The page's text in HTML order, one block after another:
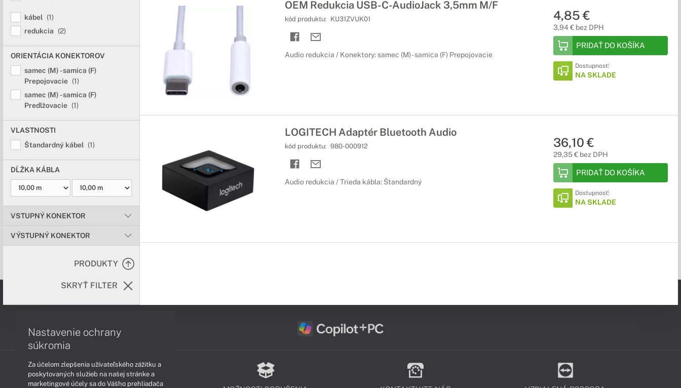
kábel
(1)
redukcia
(2)
ORIENTÁCIA KONEKTOROV
samec (M) - samica (F)
Prepojovacie (1)
samec (M) - samica (F)
Predlžovacie (1)
VLASTNOSTI
Štandardný kábel
(1)
DĹŽKA KÁBLA
VSTUPNÝ KONEKTOR
VÝSTUPNÝ KONEKTOR
PRODUKTY
SKRYŤ FILTER
OEM Redukcia USB-C-AudioJack 3,5mm M/F
kód produktu: KU31ZVUK01
Audio redukcia / Konektory: samec (M) - samica (F) Prepojovacie
4,85 €
3,94 € bez DPH
PRIDAŤ DO KOŠÍKA
Dostupnosť:
NA SKLADE
LOGITECH Adaptér Bluetooth Audio
kód produktu: 980-000912
Audio redukcia / Trieda kábla: Štandardný
36,10 €
29,35 € bez DPH
PRIDAŤ DO KOŠÍKA
Dostupnosť:
NA SKLADE
Nastavenie ochrany
súkromia
Za účelom zlepšenia užívateľského zážitku a
poskytovaných služieb na našej stránke a
marketingové účely sa do Vášho prehliadača